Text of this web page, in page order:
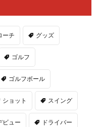
ーチ グッズ
ゴルフ
ゴルフボール
ショット スイング
ビュー ドライバー